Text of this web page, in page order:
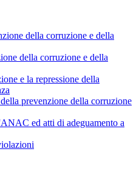
della corruzione e della
della corruzione e della
e la repressione della
prevenzione della corruzione
ed atti di adeguamento a